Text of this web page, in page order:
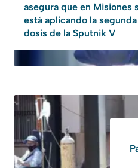
asegura que en Misiones
está aplicando la segunda
dosis de la Sputnik V